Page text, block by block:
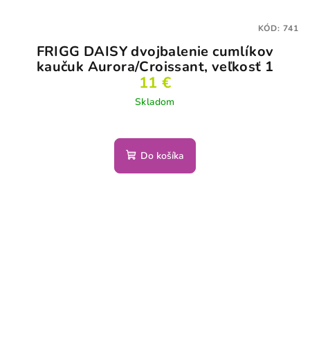
FRIGG DAISY dvojbalenie cumlíkov
kaučuk Aurora/Croissant, veľkosť 1
11 €
Skladom
Do košíka
KÓD: 741